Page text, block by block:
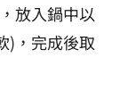
放入鍋中以
)，完成後取